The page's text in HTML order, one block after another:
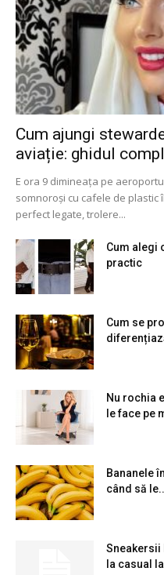
Cum ajungi
aviație: ghidul
E ora 9 dimineața pe
somnoroși cu cafele de plastic
perfect legate, trolere...
Cum alegi
practic
Cum se
Nu rochia
le face pe
Bananele
când să
la casual